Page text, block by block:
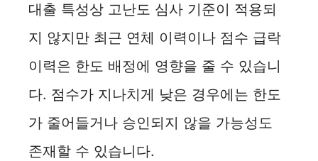
i
d
e
대출 특성상 고난도 심사 기준이 적용되
지 않지만 최근 연체 이력이나 점수 급락
이력은 한도 배정에 영향을 줄 수 있습니
다. 점수가 지나치게 낮은 경우에는 한도
가 줄어들거나 승인되지 않을 가능성도
존재할 수 있습니다.